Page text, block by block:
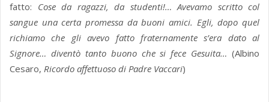
fatto: Cose da ragazzi, da studenti!… Avevamo scritto col
sangue una certa promessa da buoni amici. Egli, dopo quel
richiamo che gli avevo fatto fraternamente s’era dato al
Signore… diventò tanto buono che si fece Gesuita… (Albino
Cesaro, Ricordo affettuoso di Padre Vaccari)